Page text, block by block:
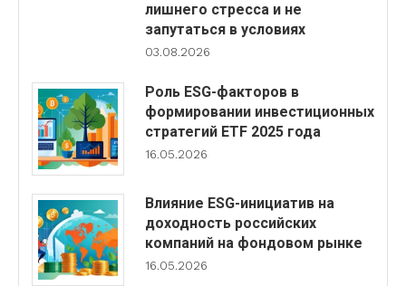
лишнего стресса и не
запутаться в условиях
03.08.2026
Роль ESG-факторов в
формировании инвестиционных
стратегий ETF 2025 года
16.05.2026
Влияние ESG-инициатив на
доходность российских
компаний на фондовом рынке
16.05.2026